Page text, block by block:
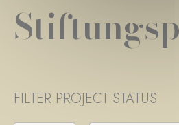
FILTER PROJECT STATUS